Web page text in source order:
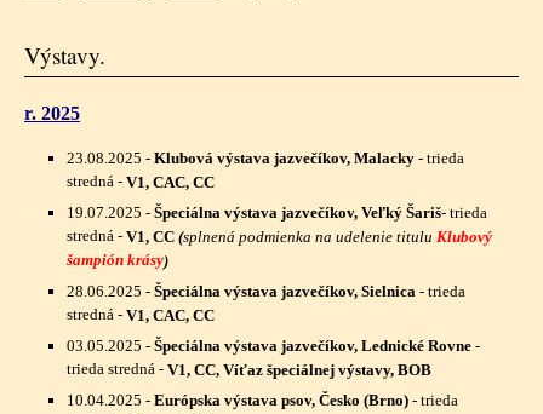
Výstavy.
r. 2025
23.08.2025 - Klubová výstava jazvečíkov, Malacky - trieda
stredná - V1, CAC, CC
19.07.2025 - Špeciálna výstava jazvečíkov, Veľký Šariš- trieda
stredná - V1, CC (splnená podmienka na udelenie titulu Klubový
šampión krásy)
28.06.2025 - Špeciálna výstava jazvečíkov, Sielnica - trieda
stredná - V1, CAC, CC
03.05.2025 - Špeciálna výstava jazvečíkov, Lednické Rovne -
trieda stredná - V1, CC, Víťaz špeciálnej výstavy, BOB
10.04.2025 - Európska výstava psov, Česko (Brno) - trieda